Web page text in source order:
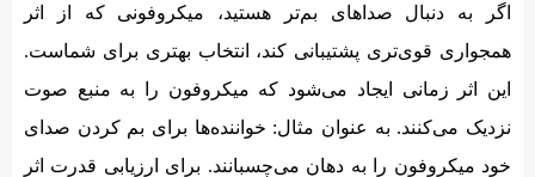
اگر به دنبال صداهای بم‌تر هستید، میکروفونی که از اثر
همجواری قوی‌تری پشتیبانی کند، انتخاب بهتری برای شماست.
این اثر زمانی ایجاد می‌شود که میکروفون را به منبع صوت
نزدیک می‌کنند. به عنوان مثال: خواننده‌ها برای بم کردن صدای
خود میکروفون را به دهان می‌چسبانند. برای ارزیابی قدرت اثر